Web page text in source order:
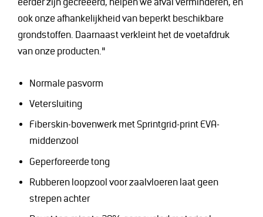
eerder zijn gecreëerd, helpen we afval verminderen, en
ook onze afhankelijkheid van beperkt beschikbare
grondstoffen. Daarnaast verkleint het de voetafdruk
van onze producten."
Normale pasvorm
Vetersluiting
Fiberskin-bovenwerk met Sprintgrid-print EVA-
middenzool
Geperforeerde tong
Rubberen loopzool voor zaalvloeren laat geen
strepen achter